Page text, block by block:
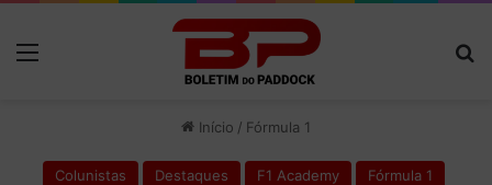
Início / Fórmula 1
Colunistas Destaques F1 Academy
Fórmula 1